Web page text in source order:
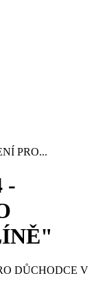
PRO...
-
DŮCHODCE V